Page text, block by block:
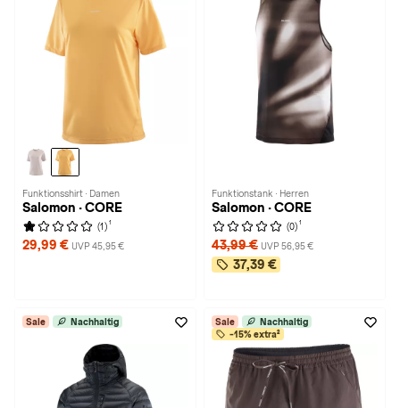
Funktionsshirt · Damen
Salomon · CORE
(1) 1
29,99 € UVP 45,95 €
Funktionstank · Herren
Salomon · CORE
(0) 1
43,99 € UVP 56,95 €
37,39 €
Sale Nachhaltig Sale
Nachhaltig
-15% extra²